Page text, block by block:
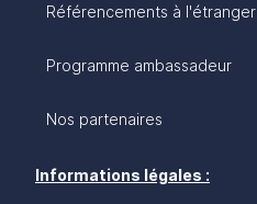
Référencements à l'étranger
Programme ambassadeur
Nos partenaires
Informations légales :